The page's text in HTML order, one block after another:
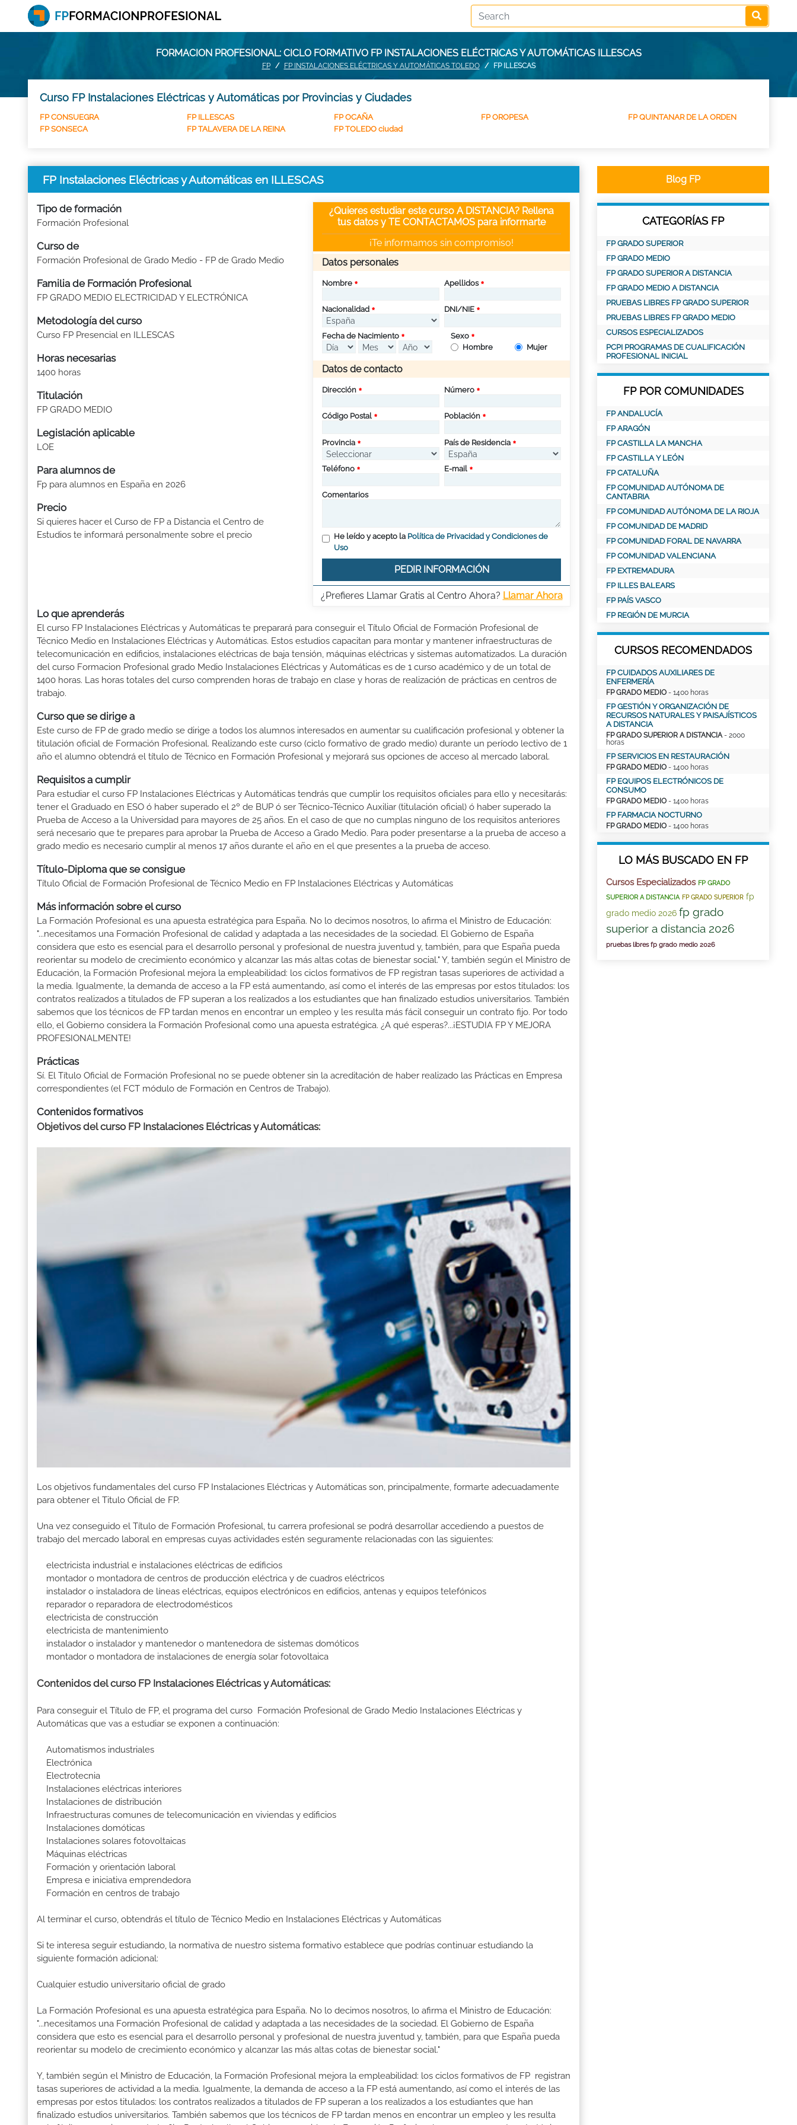
FORMACION PROFESIONAL: CICLO FORMATIVO FP INSTALACIONES ELÉCTRICAS Y AUTOMÁTICAS ILLESCAS
FP FP INSTALACIONES ELÉCTRICAS Y AUTOMÁTICAS TOLEDO FP ILLESCAS
Curso FP Instalaciones Eléctricas y Automáticas por Provincias y Ciudades
FP CONSUEGRA FP ILLESCAS FP OCAÑA FP OROPESA
FP QUINTANAR DE LA ORDEN
FP SONSECA
FP TALAVERA DE LA REINA FP TOLEDO ciudad
FP Instalaciones Eléctricas y Automáticas en ILLESCAS
Tipo de formación
Formación Profesional
Curso de
Formación Profesional de Grado Medio - FP de Grado Medio
Familia de Formación Profesional
FP GRADO MEDIO ELECTRICIDAD Y ELECTRÓNICA
Metodología del curso
Curso FP Presencial en ILLESCAS
Horas necesarias
1400 horas
Titulación
FP GRADO MEDIO
Legislación aplicable
LOE
Para alumnos de
Fp para alumnos en España en 2026
Precio
Si quieres hacer el Curso de FP a Distancia el Centro de
Estudios te informará personalmente sobre el precio
¿Quieres estudiar este curso A DISTANCIA? Rellena
tus datos y TE CONTACTAMOS para informarte
¡Te informamos sin compromiso!
Datos personales
Nombre Apellidos
Nacionalidad DNI/NIE
Fecha de Nacimiento
Sexo
Hombre
Mujer
Datos de contacto
Dirección Número
Código Postal Población
Provincia País de Residencia
Teléfono E-mail
Comentarios
He leído y acepto la Política de Privacidad y Condiciones de
Uso
PEDIR INFORMACIÓN
¿Prefieres Llamar Gratis al Centro Ahora? Llamar Ahora
Lo que aprenderás
El curso FP Instalaciones Eléctricas y Automáticas te preparará para conseguir el Título Oficial de Formación Profesional de
Técnico Medio en Instalaciones Eléctricas y Automáticas. Estos estudios capacitan para montar y mantener infraestructuras de
telecomunicación en edificios, instalaciones eléctricas de baja tensión, máquinas eléctricas y sistemas automatizados. La duración
del curso Formacion Profesional grado Medio Instalaciones Eléctricas y Automáticas es de 1 curso académico y de un total de
1400 horas. Las horas totales del curso comprenden horas de trabajo en clase y horas de realización de prácticas en centros de
trabajo.
Curso que se dirige a
Este curso de FP de grado medio se dirige a todos los alumnos interesados en aumentar su cualificación profesional y obtener la
titulación oficial de Formación Profesional. Realizando este curso (ciclo formativo de grado medio) durante un período lectivo de 1
año el alumno obtendrá el título de Técnico en Formación Profesional y mejorará sus opciones de acceso al mercado laboral.
Requisitos a cumplir
Para estudiar el curso FP Instalaciones Eléctricas y Automáticas tendrás que cumplir los requisitos oficiales para ello y necesitarás:
tener el Graduado en ESO ó haber superado el 2º de BUP ó ser Técnico-Técnico Auxiliar (titulación oficial) ó haber superado la
Prueba de Acceso a la Universidad para mayores de 25 años. En el caso de que no cumplas ninguno de los requisitos anteriores
será necesario que te prepares para aprobar la Prueba de Acceso a Grado Medio. Para poder presentarse a la prueba de acceso a
grado medio es necesario cumplir al menos 17 años durante el año en el que presentes a la prueba de acceso.
Título-Diploma que se consigue
Título Oficial de Formación Profesional de Técnico Medio en FP Instalaciones Eléctricas y Automáticas
Más información sobre el curso
La Formación Profesional es una apuesta estratégica para España. No lo decimos nosotros, lo afirma el Ministro de Educación:
"...necesitamos una Formación Profesional de calidad y adaptada a las necesidades de la sociedad. El Gobierno de España
considera que esto es esencial para el desarrollo personal y profesional de nuestra juventud y, también, para que España pueda
reorientar su modelo de crecimiento económico y alcanzar las más altas cotas de bienestar social." Y, también según el Ministro de
Educación, la Formación Profesional mejora la empleabilidad: los ciclos formativos de FP registran tasas superiores de actividad a
la media. Igualmente, la demanda de acceso a la FP está aumentando, así como el interés de las empresas por estos titulados: los
contratos realizados a titulados de FP superan a los realizados a los estudiantes que han finalizado estudios universitarios. También
sabemos que los técnicos de FP tardan menos en encontrar un empleo y les resulta más fácil conseguir un contrato fijo. Por todo
ello, el Gobierno considera la Formación Profesional como una apuesta estratégica. ¿A qué esperas?...¡ESTUDIA FP Y MEJORA
PROFESIONALMENTE!
Prácticas
Sí. El Título Oficial de Formación Profesional no se puede obtener sin la acreditación de haber realizado las Prácticas en Empresa
correspondientes (el FCT módulo de Formación en Centros de Trabajo).
Contenidos formativos
Objetivos del curso FP Instalaciones Eléctricas y Automáticas:
Los objetivos fundamentales del curso FP Instalaciones Eléctricas y Automáticas son, principalmente, formarte adecuadamente
para obtener el Titulo Oficial de FP.
Una vez conseguido el Título de Formación Profesional, tu carrera profesional se podrá desarrollar accediendo a puestos de
trabajo del mercado laboral en empresas cuyas actividades estén seguramente relacionadas con las siguientes:
electricista industrial e instalaciones eléctricas de edificios
montador o montadora de centros de producción eléctrica y de cuadros eléctricos
instalador o instaladora de líneas eléctricas, equipos electrónicos en edificios, antenas y equipos telefónicos
reparador o reparadora de electrodomésticos
electricista de construcción
electricista de mantenimiento
instalador o instalador y mantenedor o mantenedora de sistemas domóticos
montador o montadora de instalaciones de energía solar fotovoltaica
Contenidos del curso FP Instalaciones Eléctricas y Automáticas:
Para conseguir el Título de FP, el programa del curso Formación Profesional de Grado Medio Instalaciones Eléctricas y
Automáticas que vas a estudiar se exponen a continuación:
Automatismos industriales
Electrónica
Electrotecnia
Instalaciones eléctricas interiores
Instalaciones de distribución
Infraestructuras comunes de telecomunicación en viviendas y edificios
Instalaciones domóticas
Instalaciones solares fotovoltaicas
Máquinas eléctricas
Formación y orientación laboral
Empresa e iniciativa emprendedora
Formación en centros de trabajo
Al terminar el curso, obtendrás el título de Técnico Medio en Instalaciones Eléctricas y Automáticas
Si te interesa seguir estudiando, la normativa de nuestro sistema formativo establece que podrías continuar estudiando la
siguiente formación adicional:
Cualquier estudio universitario oficial de grado
La Formación Profesional es una apuesta estratégica para España. No lo decimos nosotros, lo afirma el Ministro de Educación:
"...necesitamos una Formación Profesional de calidad y adaptada a las necesidades de la sociedad. El Gobierno de España
considera que esto es esencial para el desarrollo personal y profesional de nuestra juventud y, también, para que España pueda
reorientar su modelo de crecimiento económico y alcanzar las más altas cotas de bienestar social."
Y, también según el Ministro de Educación, la Formación Profesional mejora la empleabilidad: los ciclos formativos de FP registran
tasas superiores de actividad a la media. Igualmente, la demanda de acceso a la FP está aumentando, así como el interés de las
empresas por estos titulados: los contratos realizados a titulados de FP superan a los realizados a los estudiantes que han
finalizado estudios universitarios. También sabemos que los técnicos de FP tardan menos en encontrar un empleo y les resulta
Blog FP
CATEGORÍAS FP
FP GRADO SUPERIOR
FP GRADO MEDIO
FP GRADO SUPERIOR A DISTANCIA
FP GRADO MEDIO A DISTANCIA
PRUEBAS LIBRES FP GRADO SUPERIOR
PRUEBAS LIBRES FP GRADO MEDIO
CURSOS ESPECIALIZADOS
PCPI PROGRAMAS DE CUALIFICACIÓN
PROFESIONAL INICIAL
FP POR COMUNIDADES
FP ANDALUCÍA
FP ARAGÓN
FP CASTILLA LA MANCHA
FP CASTILLA Y LEÓN
FP CATALUÑA
FP COMUNIDAD AUTÓNOMA DE
CANTABRIA
FP COMUNIDAD AUTÓNOMA DE LA RIOJA
FP COMUNIDAD DE MADRID
FP COMUNIDAD FORAL DE NAVARRA
FP COMUNIDAD VALENCIANA
FP EXTREMADURA
FP ILLES BALEARS
FP PAÍS VASCO
FP REGIÓN DE MURCIA
CURSOS RECOMENDADOS
FP CUIDADOS AUXILIARES DE
ENFERMERÍA
FP GRADO MEDIO - 1400 horas
FP GESTIÓN Y ORGANIZACIÓN DE
RECURSOS NATURALES Y PAISAJÍSTICOS
A DISTANCIA
FP GRADO SUPERIOR A DISTANCIA- 2000
horas
FP SERVICIOS EN RESTAURACIÓN
FP GRADO MEDIO - 1400 horas
FP EQUIPOS ELECTRÓNICOS DE
CONSUMO
FP GRADO MEDIO - 1400 horas
FP FARMACIA NOCTURNO
FP GRADO MEDIO - 1400 horas
LO MÁS BUSCADO EN FP
Cursos Especializados FP GRADO
SUPERIOR A DISTANCIA FP GRADO SUPERIOR fp
grado medio 2026 fp grado
superior a distancia 2026
pruebas libres fp grado medio 2026